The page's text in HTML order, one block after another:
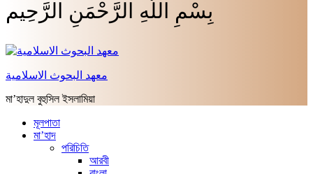
بِسْمِ اللَّهِ الرَّحْمَنِ الرَّحِيم
معهد البحوث الاسلامية
মা’হাদুল বুহুসিল ইসলামিয়া
মূলপাতা
মা’হাদ
পরিচিতি
আরবী